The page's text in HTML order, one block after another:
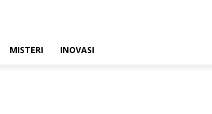
MISTERI INOVASI